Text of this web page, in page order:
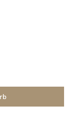
Wert